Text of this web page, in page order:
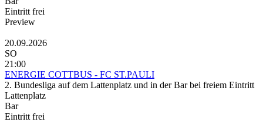
Eintritt frei
Preview
20.09.2026
SO
21:00
ENERGIE COTTBUS - FC ST.PAULI
2. Bundesliga auf dem Lattenplatz und in der Bar bei freiem Eintritt
Lattenplatz
Bar
Eintritt frei